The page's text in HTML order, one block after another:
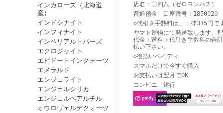
インカローズ（北海道
産）
インドシナイト
インフィナイト
インペリアルトパーズ
エクロジャイト
エピドートインクォーツ
エメラルド
エンジェライト
エンジェルシリカ
エンジェルヘアルチル
オウロヴェルデクォーツ
店名：〇四八（ゼロヨンハチ）
普通預金 口座番号：1850020
◇代引き手数料は、一律315円で
ヤマト運輸にて発送致します。
代金＋送料＋代引き手数料の合
払い下さい。
◇後払いペイディ
スマホだけで今すぐ購入
お支払いは翌月でOK
コンビニ、銀行